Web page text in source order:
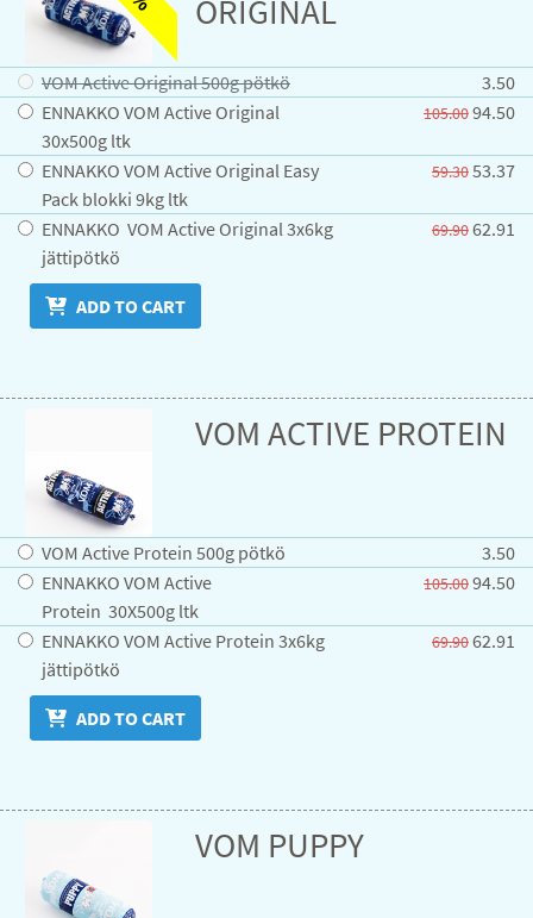
ORIGINAL
VOM Active Original 500g pötkö
3.50
ENNAKKO VOM Active Original
30x500g ltk
105.0094.50
ENNAKKO VOM Active Original Easy
Pack blokki 9kg ltk
59.3053.37
ENNAKKO VOM Active Original 3x6kg
jättipötkö
69.9062.91
ADD TO CART
VOM ACTIVE PROTEIN
VOM Active Protein 500g pötkö
3.50
ENNAKKO VOM Active
Protein 30X500g ltk
105.0094.50
ENNAKKO VOM Active Protein 3x6kg
jättipötkö
69.9062.91
ADD TO CART
VOM PUPPY